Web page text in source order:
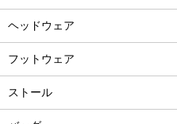
ヘッドウェア
フットウェア
ストール